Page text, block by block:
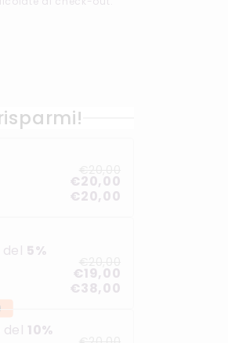
€20,00
€20,00
5%
€19,00
€38,00
10%